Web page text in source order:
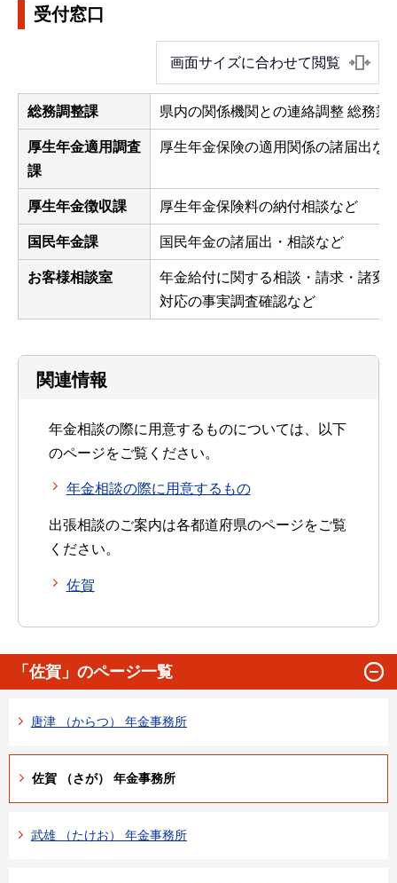
受付窓口
画面サイズに合わせて閲覧
総務調整課 県内の関係機関との連絡調整 総務業
厚生年金適用調査
課
厚生年金保険の適用関係の諸届出な
厚生年金徴収課 厚生年金保険料の納付相談など
国民年金課 国民年金の諸届出・相談など
お客様相談室
年金給付に関する相談・請求・諸変
対応の事実調査確認など
関連情報
年金相談の際に用意するものについては、以下
のページをご覧ください。
年金相談の際に用意するもの
出張相談のご案内は各都道府県のページをご覧
ください。
佐賀
「佐賀」のページ一覧
唐津 （からつ） 年金事務所
佐賀 （さが） 年金事務所
武雄 （たけお） 年金事務所